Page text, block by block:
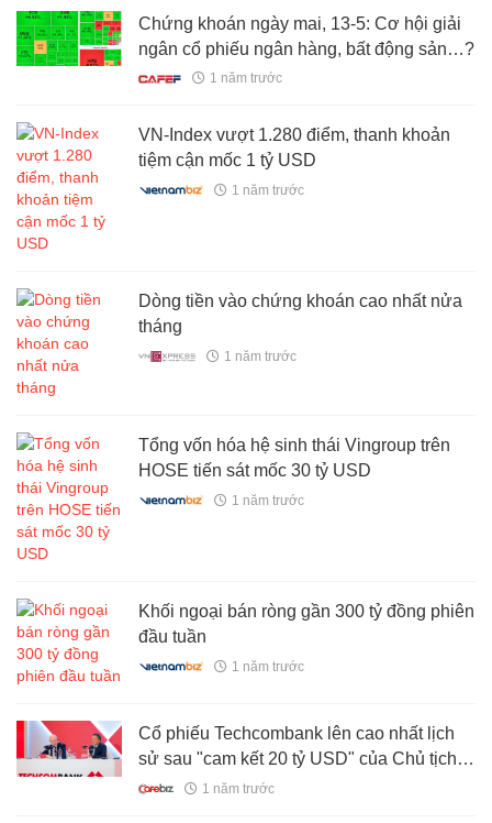
Chứng khoán ngày mai, 13-5: Cơ hội giải
ngân cổ phiếu ngân hàng, bất động sản…?
1 năm trước
VN-Index vượt 1.280 điểm, thanh khoản
tiệm cận mốc 1 tỷ USD
1 năm trước
Dòng tiền vào chứng khoán cao nhất nửa
tháng
1 năm trước
Tổng vốn hóa hệ sinh thái Vingroup trên
HOSE tiến sát mốc 30 tỷ USD
1 năm trước
Khối ngoại bán ròng gần 300 tỷ đồng phiên
đầu tuần
1 năm trước
Cổ phiếu Techcombank lên cao nhất lịch
sử sau "cam kết 20 tỷ USD" của Chủ tịch
Hồ Hùng Anh
1 năm trước